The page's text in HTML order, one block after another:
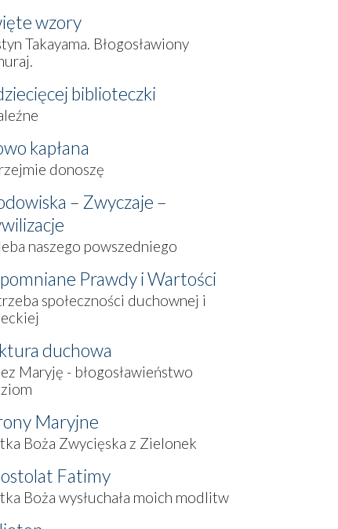
wzory
Takayama. Błogosławiony
biblioteczki
kapłana
donoszę
– Zwyczaje –
naszego powszedniego
Prawdy i Wartości
społeczności duchownej i
duchowa
Maryję - błogosławieństwo
Maryjne
Boża Zwycięska z Zielonek
Fatimy
Boża wysłuchała moich modlitw